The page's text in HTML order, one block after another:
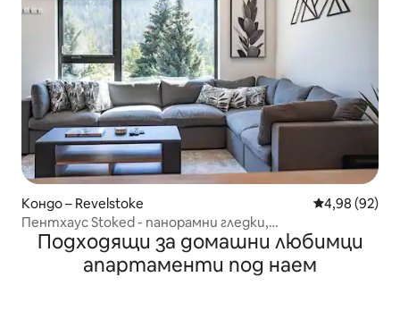
Кондо – Revelstoke Средна
4,98 (92)
Пентхаус Stoked - панорамни гледки,
самостоятелна хидромасажна вана
Подходящи за домашни любимци
апартаменти под наем